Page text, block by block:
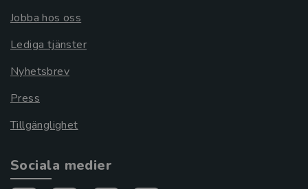
Jobba hos oss
Lediga tjänster
Nyhetsbrev
Press
Tillgänglighet
Sociala medier